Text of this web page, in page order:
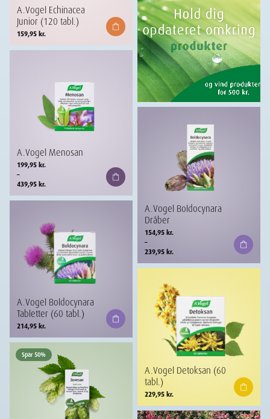
A.Vogel Echinacea
Junior (120 tabl.)
159,95kr.
A.Vogel Menosan
199,95kr.
–
439,95kr.
Prisinterval:
199,95 kr.
til
A.Vogel Boldocynara
Dråber
154,95kr.
–
239,95kr.
Prisinterval:
154,95 kr.
til
A.Vogel Boldocynara
Tabletter (60 tabl.)
214,95kr.
A.Vogel Detoksan (60
tabl.)
229,95kr.
Spar 50%